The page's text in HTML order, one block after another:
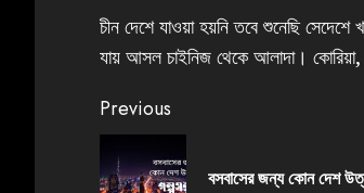
চীন দেশে যাওয়া হয়নি তবে শুনেছি সেদেশে
যায় আসল চাইনিজ থেকে আলাদা। কোরিয়া,
Previous
বসবাসের জন্য কোন দেশ